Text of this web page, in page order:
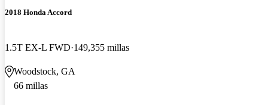
2018 Honda Accord
1.5T EX-L FWD 149,355 millas
Woodstock, GA
66 millas